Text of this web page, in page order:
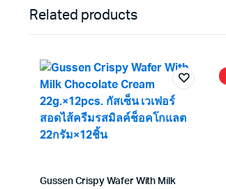
Related products
Gussen Crispy Wafer With Milk